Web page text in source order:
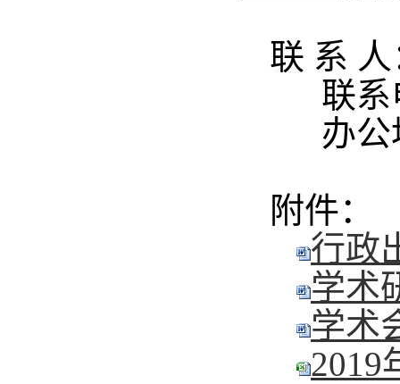
联 系
联系电
办公地
附件：
行政
学术
学术
2019